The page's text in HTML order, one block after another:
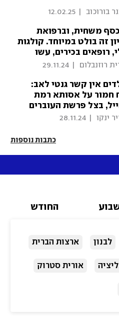
בורוכוב 12.02.25
משחית, וברפואת
זה בולט במיוחד. קולגות
רופאים בכירים, עשו
פליליים עד כדי סיכון
רוזנבלום 29.11.24
אין קשר גנטי לאב:
חמור על אסותא רמת
בצל פרשת העוברים
ינקו 28.11.24
כתבות נוספות
החודש
לבנון ארצות הברית
אורית סטרוק